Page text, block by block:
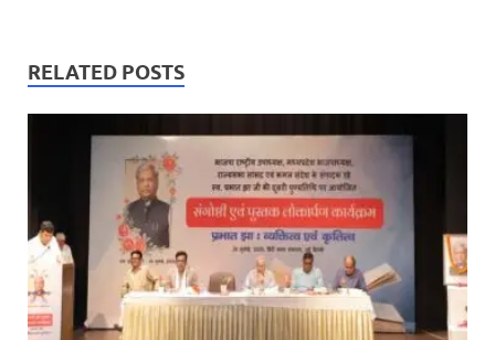
s
A
b
o
o
k
er
ie
n
dl
y
dI
n
RELATED POSTS